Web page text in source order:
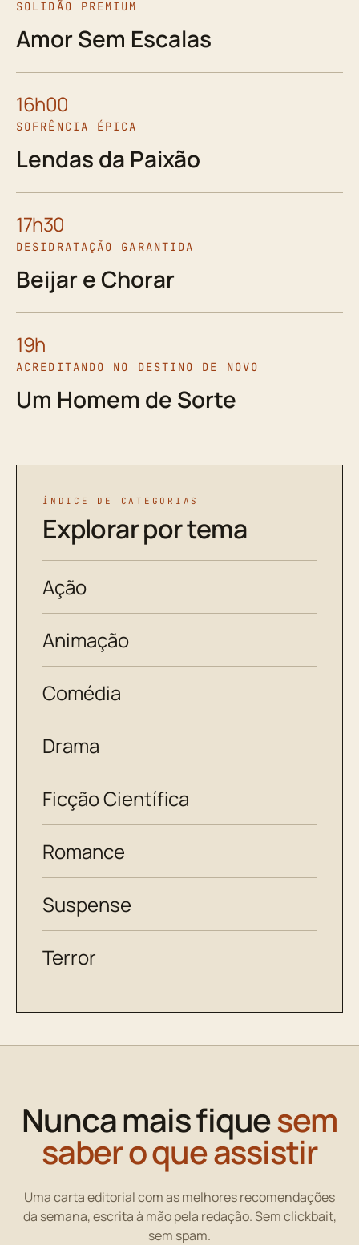
SOLIDÃO PREMIUM
Amor Sem Escalas
16h00
SOFRÊNCIA ÉPICA
Lendas da Paixão
17h30
DESIDRATAÇÃO GARANTIDA
Beijar e Chorar
19h
ACREDITANDO NO DESTINO DE NOVO
Um Homem de Sorte
ÍNDICE DE CATEGORIAS
Explorar por tema
Ação
Animação
Comédia
Drama
Ficção Científica
Romance
Suspense
Terror
Nunca mais fiquesem
saber o que assistir
Uma carta editorial com as melhores recomendações
da semana, escrita à mão pela redação. Sem clickbait,
sem spam.